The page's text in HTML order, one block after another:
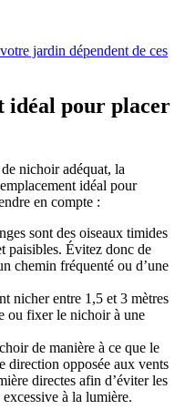
jardin dépendent de ces
idéal pour placer
nichoir adéquat, la
idéal pour
en compte :
sont des oiseaux timides
paisibles. Évitez donc de
chemin fréquenté ou d’une
nicher entre 1,5 et 3 mètres
ou fixer le nichoir à une
de manière à ce que le
direction opposée aux vents
directes afin d’éviter les
à la lumière.